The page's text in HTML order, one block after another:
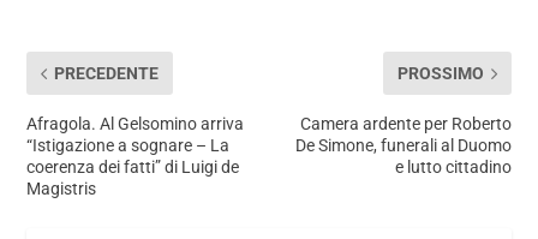
PRECEDENTE
Afragola. Al Gelsomino arriva
“Istigazione a sognare – La
coerenza dei fatti” di Luigi de
Magistris
PROSSIMO
Camera ardente per Roberto
De Simone, funerali al Duomo
e lutto cittadino